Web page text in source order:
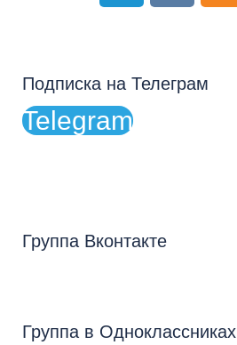
Подписка на Телеграм
Telegram
Группа Вконтакте
Группа в Одноклассниках